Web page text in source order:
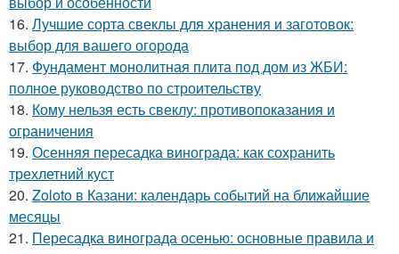
16. Лучшие сорта свеклы для хранения и заготовок:
выбор для вашего огорода
17. Фундамент монолитная плита под дом из ЖБИ:
полное руководство по строительству
18. Кому нельзя есть свеклу: противопоказания и
ограничения
19. Осенняя пересадка винограда: как сохранить
трехлетний куст
20. Zoloto в Казани: календарь событий на ближайшие
месяцы
21. Пересадка винограда осенью: основные правила и